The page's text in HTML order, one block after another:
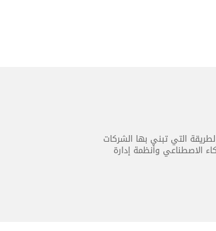
ويأتي عام 2026 بتغييرات كبيرة في الطريقة التي تبني بها الشركات
الاصطناعي وأنظمة إدارة